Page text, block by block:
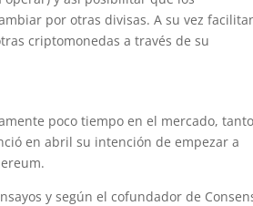
por otras divisas. A su vez
criptomonedas a través de su
poco tiempo en el mercado,
en abril su intención de empezar a
y según el cofundador de